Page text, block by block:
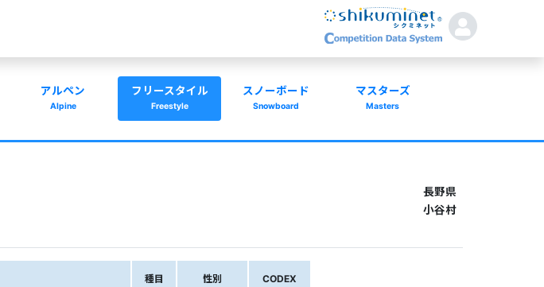
アルペン
Alpine
フリースタイル
Freestyle
スノーボード
Snowboard
マスターズ
Masters
長野県
小谷村
種目 性別 CODEX